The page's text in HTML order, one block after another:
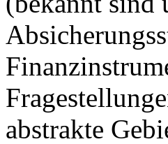
abstrakte